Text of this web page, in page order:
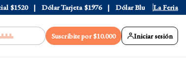
Dólar Tarjeta $1976 Dólar Blue $1530La Feria
Suscribite por $10.000 Iniciar sesión